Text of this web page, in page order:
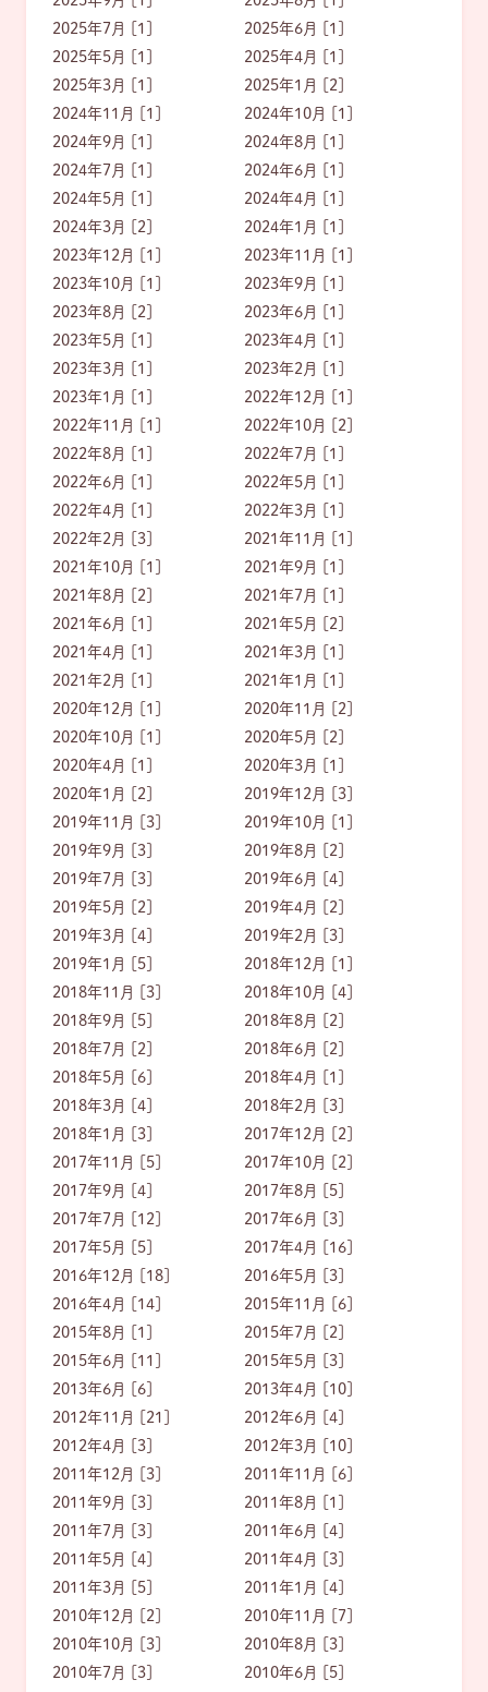
2025年7月 [1]
2025年6月 [1]
2025年5月 [1]
2025年4月 [1]
2025年3月 [1]
2025年1月 [2]
2024年11月 [1]
2024年10月 [1]
2024年9月 [1]
2024年8月 [1]
2024年7月 [1]
2024年6月 [1]
2024年5月 [1]
2024年4月 [1]
2024年3月 [2]
2024年1月 [1]
2023年12月 [1]
2023年11月 [1]
2023年10月 [1]
2023年9月 [1]
2023年8月 [2]
2023年6月 [1]
2023年5月 [1]
2023年4月 [1]
2023年3月 [1]
2023年2月 [1]
2023年1月 [1]
2022年12月 [1]
2022年11月 [1]
2022年10月 [2]
2022年8月 [1]
2022年7月 [1]
2022年6月 [1]
2022年5月 [1]
2022年4月 [1]
2022年3月 [1]
2022年2月 [3]
2021年11月 [1]
2021年10月 [1]
2021年9月 [1]
2021年8月 [2]
2021年7月 [1]
2021年6月 [1]
2021年5月 [2]
2021年4月 [1]
2021年3月 [1]
2021年2月 [1]
2021年1月 [1]
2020年12月 [1]
2020年11月 [2]
2020年10月 [1]
2020年5月 [2]
2020年4月 [1]
2020年3月 [1]
2020年1月 [2]
2019年12月 [3]
2019年11月 [3]
2019年10月 [1]
2019年9月 [3]
2019年8月 [2]
2019年7月 [3]
2019年6月 [4]
2019年5月 [2]
2019年4月 [2]
2019年3月 [4]
2019年2月 [3]
2019年1月 [5]
2018年12月 [1]
2018年11月 [3]
2018年10月 [4]
2018年9月 [5]
2018年8月 [2]
2018年7月 [2]
2018年6月 [2]
2018年5月 [6]
2018年4月 [1]
2018年3月 [4]
2018年2月 [3]
2018年1月 [3]
2017年12月 [2]
2017年11月 [5]
2017年10月 [2]
2017年9月 [4]
2017年8月 [5]
2017年7月 [12]
2017年6月 [3]
2017年5月 [5]
2017年4月 [16]
2016年12月 [18]
2016年5月 [3]
2016年4月 [14]
2015年11月 [6]
2015年8月 [1]
2015年7月 [2]
2015年6月 [11]
2015年5月 [3]
2013年6月 [6]
2013年4月 [10]
2012年11月 [21]
2012年6月 [4]
2012年4月 [3]
2012年3月 [10]
2011年12月 [3]
2011年11月 [6]
2011年9月 [3]
2011年8月 [1]
2011年7月 [3]
2011年6月 [4]
2011年5月 [4]
2011年4月 [3]
2011年3月 [5]
2011年1月 [4]
2010年12月 [2]
2010年11月 [7]
2010年10月 [3]
2010年8月 [3]
2010年7月 [3]
2010年6月 [5]